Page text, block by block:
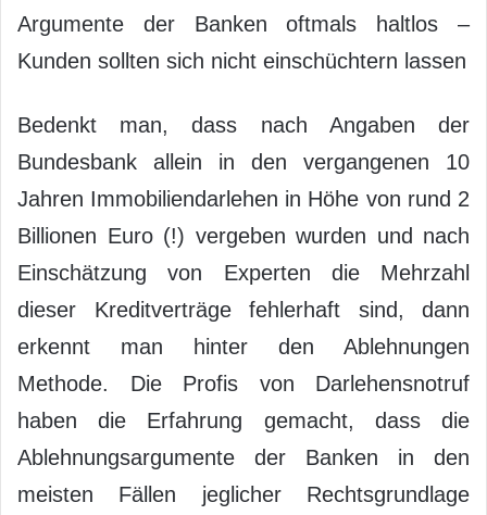
Argumente der Banken oftmals haltlos –
Kunden sollten sich nicht einschüchtern lassen
Bedenkt man, dass nach Angaben der
Bundesbank allein in den vergangenen 10
Jahren Immobiliendarlehen in Höhe von rund 2
Billionen Euro (!) vergeben wurden und nach
Einschätzung von Experten die Mehrzahl
dieser Kreditverträge fehlerhaft sind, dann
erkennt man hinter den Ablehnungen
Methode. Die Profis von Darlehensnotruf
haben die Erfahrung gemacht, dass die
Ablehnungsargumente der Banken in den
meisten Fällen jeglicher Rechtsgrundlage